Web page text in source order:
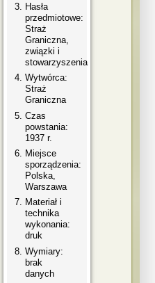
Hasła
przedmiotowe:
Straż
Graniczna,
związki i
stowarzyszenia
Wytwórca:
Straż
Graniczna
Czas
powstania:
1937 r.
Miejsce
sporządzenia:
Polska,
Warszawa
Materiał i
technika
wykonania:
druk
Wymiary:
brak
danych